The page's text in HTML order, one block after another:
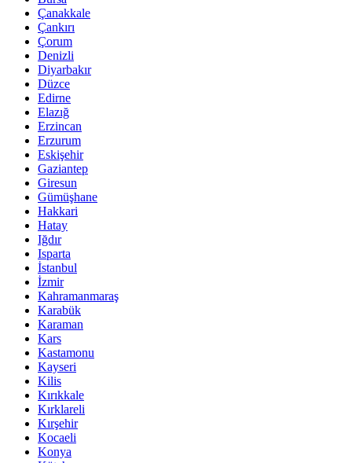
Çanakkale
Çankırı
Çorum
Denizli
Diyarbakır
Düzce
Edirne
Elazığ
Erzincan
Erzurum
Eskişehir
Gaziantep
Giresun
Gümüşhane
Hakkari
Hatay
Iğdır
Isparta
İstanbul
İzmir
Kahramanmaraş
Karabük
Karaman
Kars
Kastamonu
Kayseri
Kilis
Kırıkkale
Kırklareli
Kırşehir
Kocaeli
Konya